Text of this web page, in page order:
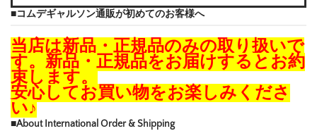
■コムデギャルソン通販が初めてのお客様へ
当店は新品・正規品のみの取り扱いで
す。新品・正規品をお届けするとお約
束します。
安心してお買い物をお楽しみくださ
い♪
■About International Order & Shipping